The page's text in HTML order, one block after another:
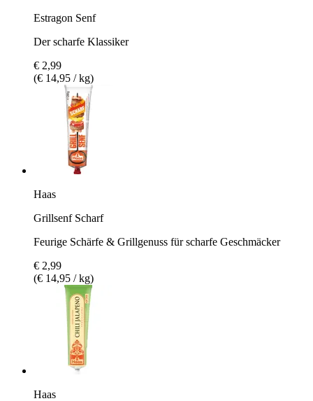
Estragon Senf
Der scharfe Klassiker
€ 2,99
(€ 14,95 / kg)
Haas
Grillsenf Scharf
Feurige Schärfe & Grillgenuss für scharfe Geschmäcker
€ 2,99
(€ 14,95 / kg)
Haas